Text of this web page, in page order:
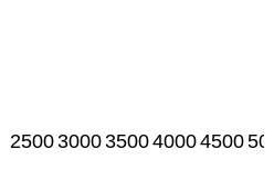
25003000350040004500